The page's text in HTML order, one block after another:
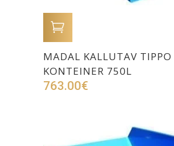
MADAL KALLUTAV TIPPO
KONTEINER 750L
763.00€